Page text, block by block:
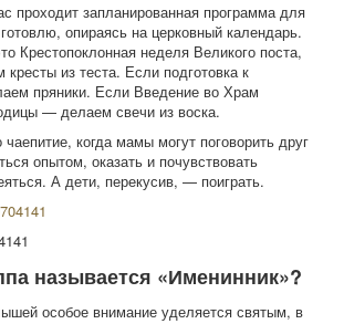
проходит запланированная программа для
опираясь на церковный календарь.
Крестопоклонная неделя Великого поста,
из теста. Если подготовка к
пряники. Если Введение во Храм
— делаем свечи из воска.
когда мамы могут поговорить друг
опытом, оказать и почувствовать
А дети, перекусив, — поиграть.
называется «Именинник»?
особое внимание уделяется святым, в